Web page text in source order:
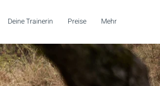
Deine Trainerin Preise Mehr